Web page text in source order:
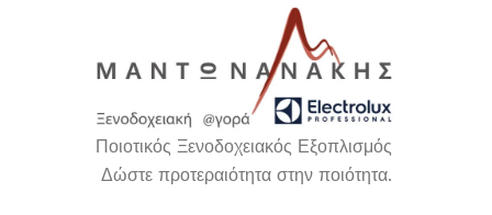
Ποιοτικός Ξενοδοχειακός Εξοπλισμός
Δώστε προτεραιότητα στην ποιότητα.